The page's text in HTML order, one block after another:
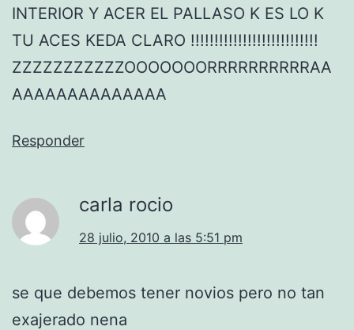
INTERIOR Y ACER EL PALLASO K ES LO K
TU ACES KEDA CLARO !!!!!!!!!!!!!!!!!!!!!!!!!!!
ZZZZZZZZZZZOOOOOOORRRRRRRRRRAA
AAAAAAAAAAAAAA
Responder
carla rocio
28 julio, 2010 a las 5:51 pm
se que debemos tener novios pero no tan
exajerado nena